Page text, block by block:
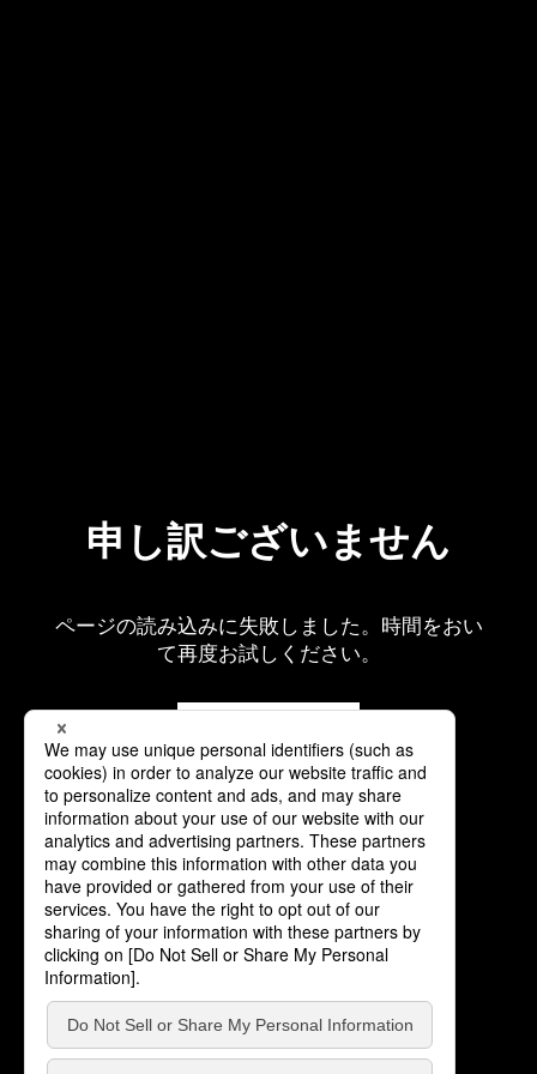
申し訳ございません
ページの読み込みに失敗しました。時間をおい
て再度お試しください。